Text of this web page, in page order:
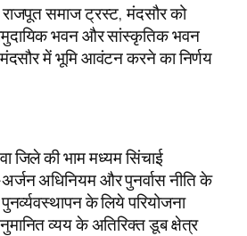
राजपूत समाज ट्रस्ट, मंदसौर को
भवन और सांस्कृतिक भवन
मंदसौर में भूमि आवंटन करने का निर्णय
जिले की भाम मध्यम सिंचाई
अधिनियम और पुनर्वास नीति के
के लिये परियोजना
व्यय के अतिरिक्त डूब क्षेत्र